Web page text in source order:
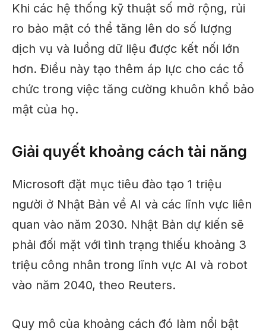
Khi các hệ thống kỹ thuật số mở rộng, rủi
ro bảo mật có thể tăng lên do số lượng
dịch vụ và luồng dữ liệu được kết nối lớn
hơn. Điều này tạo thêm áp lực cho các tổ
chức trong việc tăng cường khuôn khổ bảo
mật của họ.
Giải quyết khoảng cách tài năng
Microsoft đặt mục tiêu đào tạo 1 triệu
người ở Nhật Bản về AI và các lĩnh vực liên
quan vào năm 2030. Nhật Bản dự kiến ​​sẽ
phải đối mặt với tình trạng thiếu khoảng 3
triệu công nhân trong lĩnh vực AI và robot
vào năm 2040, theo Reuters.
Quy mô của khoảng cách đó làm nổi bật